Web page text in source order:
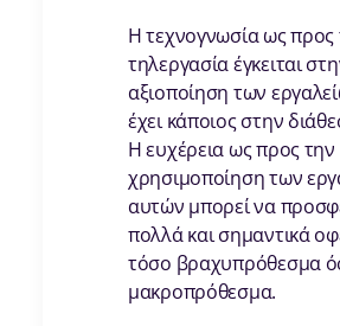
Η τεχνογνωσία ως προς
τηλεργασία έγκειται
αξιοποίηση των
έχει κάποιος στην
Η ευχέρεια ως προς την
χρησιμοποίηση των
αυτών μπορεί να
πολλά και σημαντικά
τόσο βραχυπρόθεσμα
μακροπρόθεσμα.